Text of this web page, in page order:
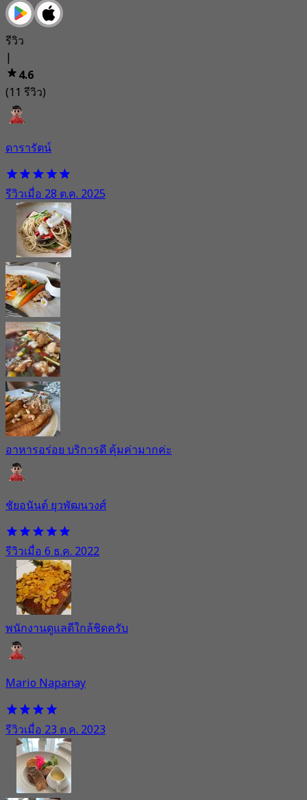
รีวิว
|
4.6
(11 รีวิว)
ดารารัตน์
รีวิวเมื่อ 28 ต.ค. 2025
อาหารอร่อย บริการดึ คุ้มค่ามากค่ะ
ชัยอนันต์ ยุวพัฒนวงศ์
รีวิวเมื่อ 6 ธ.ค. 2022
พนักงานดูแลดีใกล้ชิดครับ
Mario Napanay
รีวิวเมื่อ 23 ต.ค. 2023